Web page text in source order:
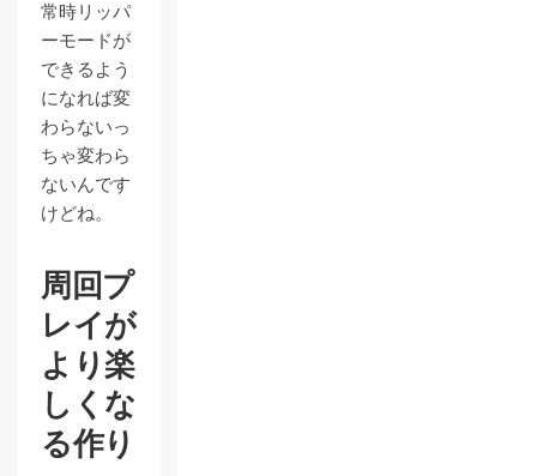
常時リッパ
ーモードが
できるよう
になれば変
わらないっ
ちゃ変わら
ないんです
けどね。
周回プ
レイが
より楽
しくな
る作り